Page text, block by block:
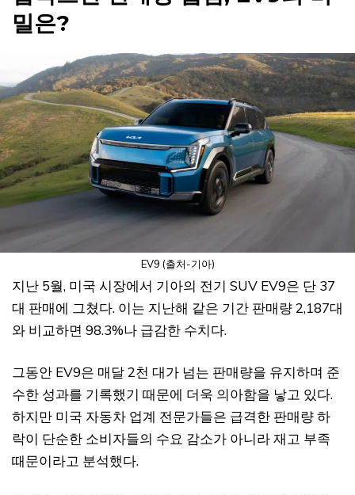
밀은?
EV9 (출처-기아)
지난 5월, 미국 시장에서 기아의 전기 SUV EV9은 단 37
대 판매에 그쳤다. 이는 지난해 같은 기간 판매량 2,187대
와 비교하면 98.3%나 급감한 수치다.
그동안 EV9은 매달 2천 대가 넘는 판매량을 유지하며 준
수한 성과를 기록했기 때문에 더욱 의아함을 낳고 있다.
하지만 미국 자동차 업계 전문가들은 급격한 판매량 하
락이 단순한 소비자들의 수요 감소가 아니라 재고 부족
때문이라고 분석했다.